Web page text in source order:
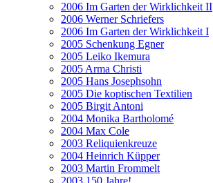
2006 Im Garten der Wirklichkeit II
2006 Werner Schriefers
2006 Im Garten der Wirklichkeit I
2005 Schenkung Egner
2005 Leiko Ikemura
2005 Arma Christi
2005 Hans Josephsohn
2005 Die koptischen Textilien
2005 Birgit Antoni
2004 Monika Bartholomé
2004 Max Cole
2003 Reliquienkreuze
2004 Heinrich Küpper
2003 Martin Frommelt
2003 150 Jahre!